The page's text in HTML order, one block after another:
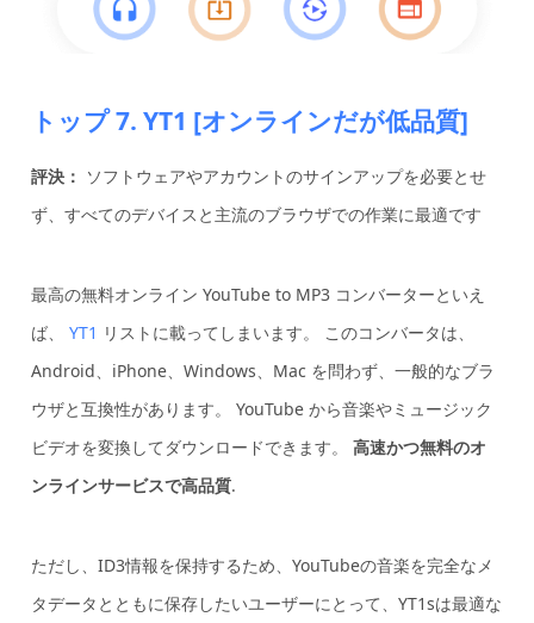
トップ 7. YT1 [オンラインだが低品質]
評決： ソフトウェアやアカウントのサインアップを必要とせ
ず、すべてのデバイスと主流のブラウザでの作業に最適です
最高の無料オンライン YouTube to MP3 コンバーターといえ
ば、YT1 リストに載ってしまいます。 このコンバータは、
Android、iPhone、Windows、Mac を問わず、一般的なブラ
ウザと互換性があります。 YouTube から音楽やミュージック
ビデオを変換してダウンロードできます。
高速かつ無料のオ
ンラインサービスで高品質.
ただし、ID3情報を保持するため、YouTubeの音楽を完全なメ
タデータとともに保存したいユーザーにとって、YT1sは最適な